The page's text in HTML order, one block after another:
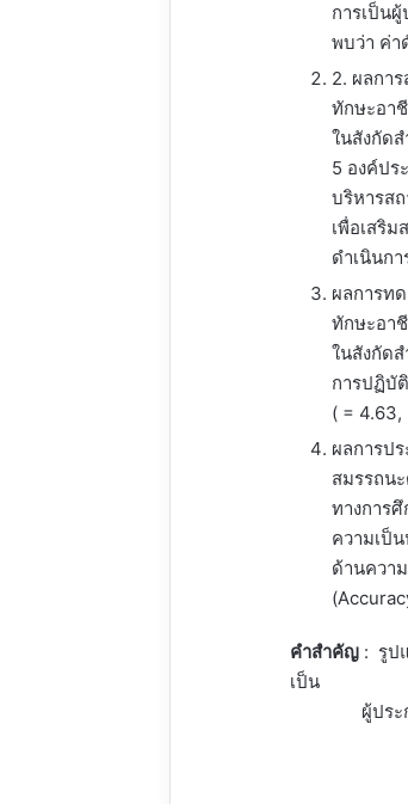
การเป็น
พบว่า ค่า
2. ผลกา
ทักษะอา
ในสังกัด
5 องค์ปร
บริหารส
เพื่อเสริ
ดำเนินก
ผลการท
ทักษะอา
ในสังกัด
การปฏิบั
( =
ผลการป
สมรรถน
ทางการ
ความเป็
ด้านควา
คำสำคัญ : รูป
เป็น
ผู้ประกอบก